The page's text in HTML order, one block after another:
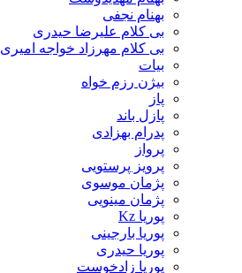
بهنام نجفی
بی کلام علیرضا حیدری
بی کلام مهرزاد خواجه امیری
بیات
بیژن رزم خواه
پاز
پازل باند
پدرام بهزادی
پرواز
پرویز پرستویی
پژمان موسوی
پژمان مینویی
پوریا Kz
پوریا بارجینی
پوریا حیدری
پوریا زادخوست